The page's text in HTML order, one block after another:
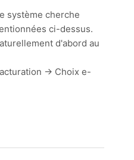
système cherche
ci-dessus.
d'abord au
-> Choix e-